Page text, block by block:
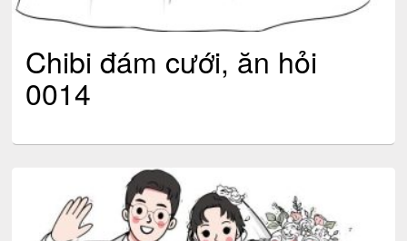
Chibi đám cưới, ăn hỏi
0014